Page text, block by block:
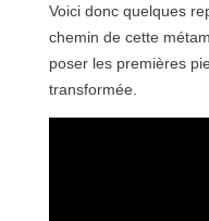
Voici donc quelques
chemin de cette
poser les premières
transformée.